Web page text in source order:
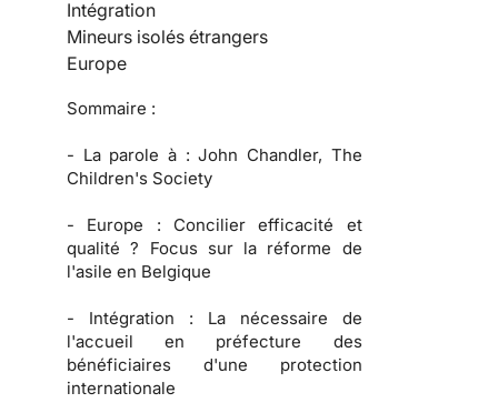
Intégration
Mineurs isolés étrangers
Europe
Sommaire :
- La parole à : John Chandler, The
Children's Society
- Europe : Concilier efficacité et
qualité ? Focus sur la réforme de
l'asile en Belgique
- Intégration : La nécessaire de
l'accueil en préfecture des
bénéficiaires d'une protection
internationale